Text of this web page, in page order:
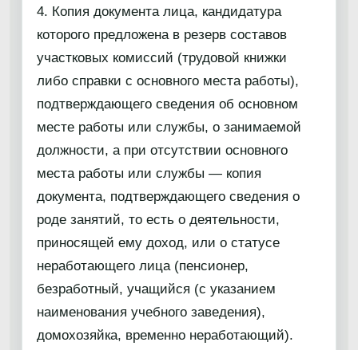
4. Копия документа лица, кандидатура
которого предложена в резерв составов
участковых комиссий (трудовой книжки
либо справки с основного места работы),
подтверждающего сведения об основном
месте работы или службы, о занимаемой
должности, а при отсутствии основного
места работы или службы — копия
документа, подтверждающего сведения о
роде занятий, то есть о деятельности,
приносящей ему доход, или о статусе
неработающего лица (пенсионер,
безработный, учащийся (с указанием
наименования учебного заведения),
домохозяйка, временно неработающий).